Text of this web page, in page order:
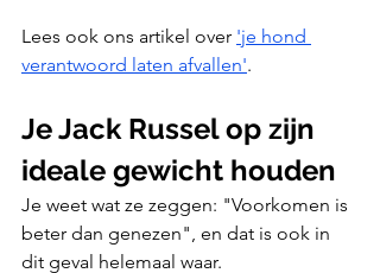
Lees ook ons artikel over 'je hond
verantwoord laten afvallen'.
Je Jack Russel op zijn
ideale gewicht houden
Je weet wat ze zeggen: "Voorkomen is
beter dan genezen", en dat is ook in
dit geval helemaal waar.